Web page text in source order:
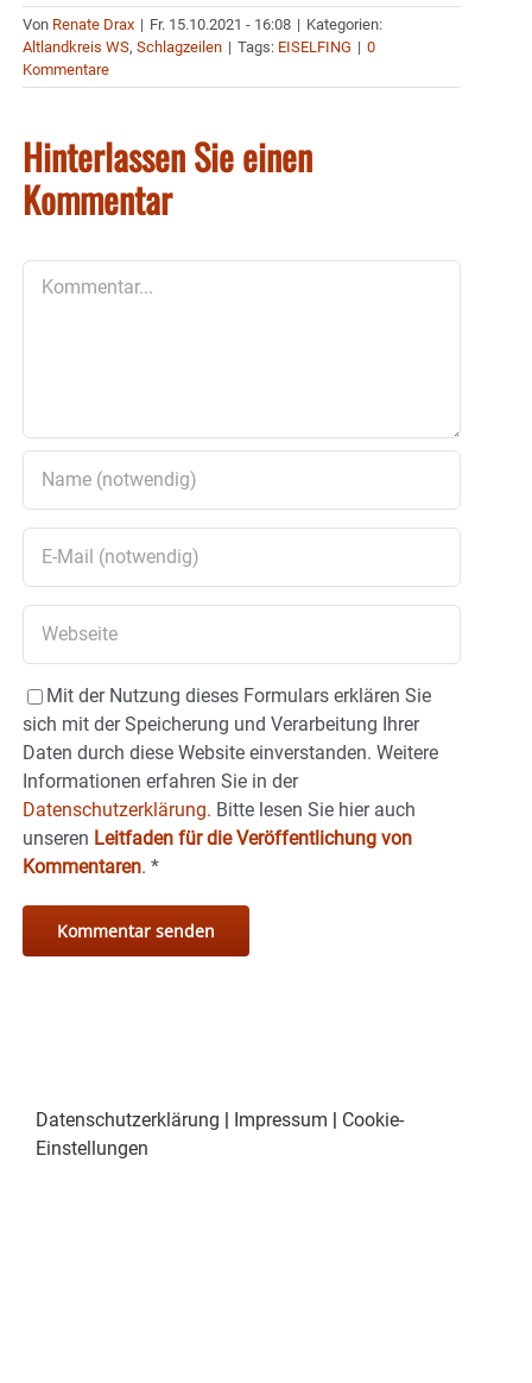
Von Renate Drax | Fr. 15.10.2021 - 16:08 | Kategorien:
Altlandkreis WS, Schlagzeilen | Tags: EISELFING | 0
Kommentare
Hinterlassen Sie einen
Kommentar
Mit der Nutzung dieses Formulars erklären Sie
sich mit der Speicherung und Verarbeitung Ihrer
Daten durch diese Website einverstanden. Weitere
Informationen erfahren Sie in der
Datenschutzerklärung. Bitte lesen Sie hier auch
unseren Leitfaden für die Veröffentlichung von
Kommentaren. *
Datenschutzerklärung | Impressum | Cookie-
Einstellungen